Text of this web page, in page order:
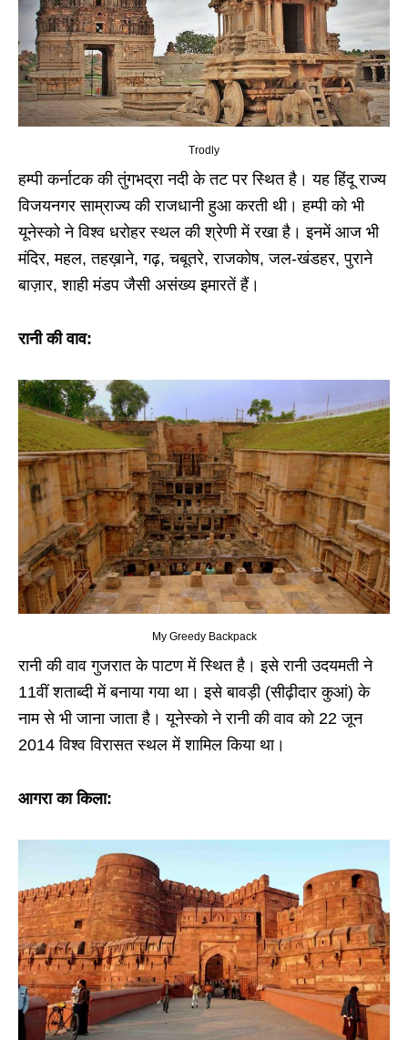
Trodly
हम्पी कर्नाटक की तुंगभद्रा नदी के तट पर स्थित है। यह हिंदू राज्य
विजयनगर साम्राज्य की राजधानी हुआ करती थी। हम्पी को भी
यूनेस्को ने विश्व धरोहर स्थल की श्रेणी में रखा है। इनमें आज भी
मंदिर, महल, तहख़ाने, गढ़, चबूतरे, राजकोष, जल-खंडहर, पुराने
बाज़ार, शाही मंडप जैसी असंख्य इमारतें हैं।
रानी की वाव:
My Greedy Backpack
रानी की वाव गुजरात के पाटण में स्थित है। इसे रानी उदयमती ने
11वीं शताब्दी में बनाया गया था। इसे बावड़ी (सीढ़ीदार कुआं) के
नाम से भी जाना जाता है। यूनेस्को ने रानी की वाव को 22 जून
2014 विश्व विरासत स्थल में शामिल किया था।
आगरा का किला: